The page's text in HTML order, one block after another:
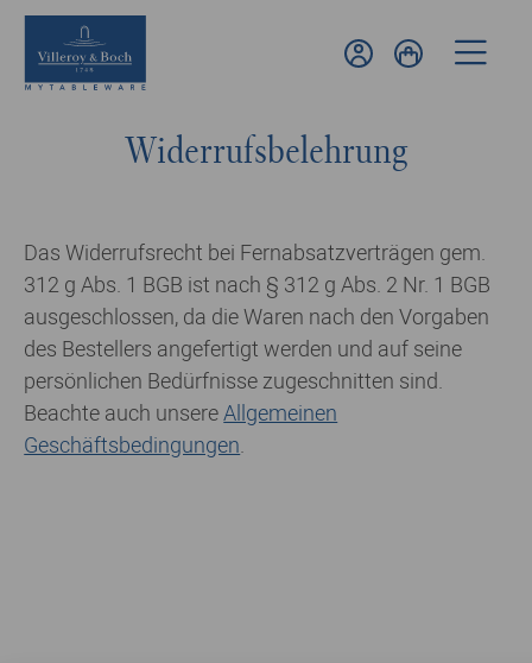
Widerrufsbelehrung
Das Widerrufsrecht bei Fernabsatzverträgen gem.
312 g Abs. 1 BGB ist nach § 312 g Abs. 2 Nr. 1 BGB
ausgeschlossen, da die Waren nach den Vorgaben
des Bestellers angefertigt werden und auf seine
persönlichen Bedürfnisse zugeschnitten sind.
Beachte auch unsereAllgemeinen
Geschäftsbedingungen.